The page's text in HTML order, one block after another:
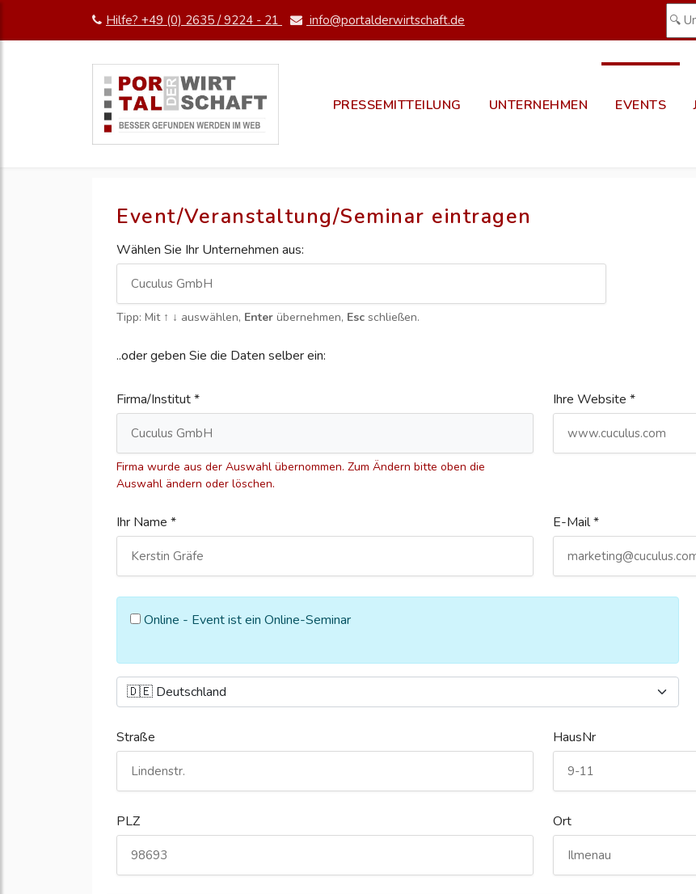
Hilfe? +49 (0) 2635 / 9224 - 21 info@portalderwirtschaft.de
PRESSEMITTEILUNG UNTERNEHMEN EVENTS
Event/Veranstaltung/Seminar eintragen
Wählen Sie Ihr Unternehmen aus:
Tipp: Mit ↑ ↓ auswählen, Enter übernehmen, Esc schließen.
..oder geben Sie die Daten selber ein:
Firma/Institut *
Firma wurde aus der Auswahl übernommen. Zum Ändern bitte oben die
Auswahl ändern oder löschen.
Ihre Website *
Ihr Name * E-Mail *
Online - Event ist ein Online-Seminar
Straße HausNr
PLZ Ort